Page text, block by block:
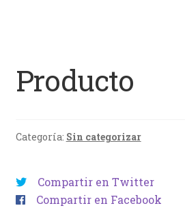
Producto
Categoría: Sin categorizar
Compartir en Twitter
Compartir en Facebook